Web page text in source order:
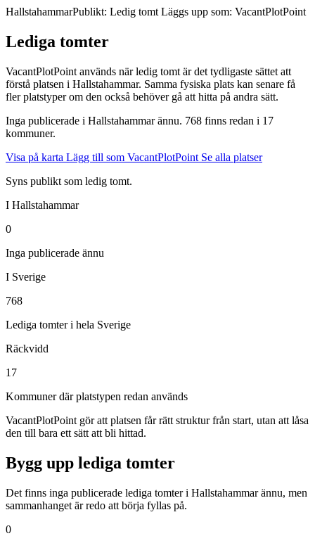
HallstahammarPublikt: Ledig tomt Läggs upp som: VacantPlotPoint
Lediga tomter
VacantPlotPoint används när ledig tomt är det tydligaste sättet att
förstå platsen i Hallstahammar. Samma fysiska plats kan senare få
fler platstyper om den också behöver gå att hitta på andra sätt.
Inga publicerade i Hallstahammar ännu. 768 finns redan i 17
kommuner.
Visa på karta Lägg till som VacantPlotPoint Se alla platser
Syns publikt som ledig tomt.
I Hallstahammar
0
Inga publicerade ännu
I Sverige
768
Lediga tomter i hela Sverige
Räckvidd
17
Kommuner där platstypen redan används
VacantPlotPoint gör att platsen får rätt struktur från start, utan att låsa
den till bara ett sätt att bli hittad.
Bygg upp lediga tomter
Det finns inga publicerade lediga tomter i Hallstahammar ännu, men
sammanhanget är redo att börja fyllas på.
0